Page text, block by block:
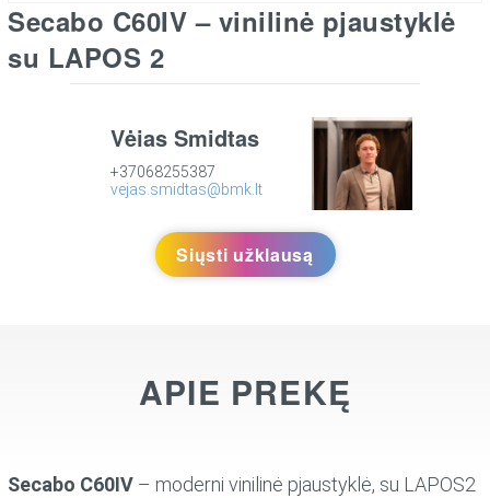
Secabo C60IV – vinilinė pjaustyklė
su LAPOS 2
Vėjas Šmidtas
+37068255387
vejas.smidtas@bmk.lt
Siųsti užklausą
APIE PREKĘ
Secabo C60IV – moderni vinilinė pjaustyklė, su LAPOS2